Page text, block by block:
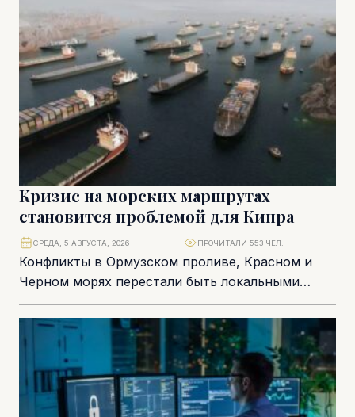
Кризис на морских маршрутах
становится проблемой для Кипра
Конфликты в Ормузском проливе, Красном и
Черном морях перестали быть локальными
рисками. Для судоходного бизнеса они
складываются в единую систему...
СРЕДА, 5 АВГУСТА, 2026 ПРОЧИТАЛИ 553 ЧЕЛ.